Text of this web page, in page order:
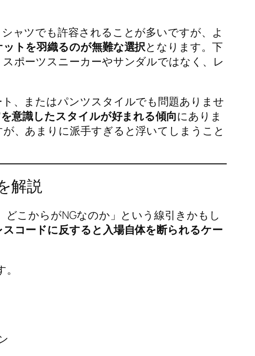
ャツでも許容されることが多いですが、よ
トを羽織るのが無難な選択となります。下
ポーツスニーカーやサンダルではなく、レ
、またはパンツスタイルでも問題ありませ
意識したスタイルが好まれる傾向にありま
、あまりに派手すぎると浮いてしまうこと
解説
こからがNGなのか」という線引きかもし
スコードに反すると入場自体を断られるケー